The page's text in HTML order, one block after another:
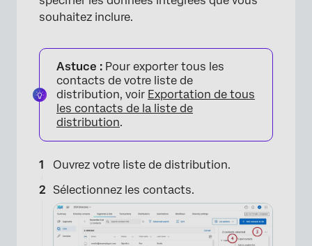
×
souhaitez inclure.
Astuce : Pour exporter tous les
contacts de votre liste de
distribution, voir Exportation de tous
les contacts de la liste de
distribution.
Ouvrez votre liste de distribution.
Sélectionnez les contacts.